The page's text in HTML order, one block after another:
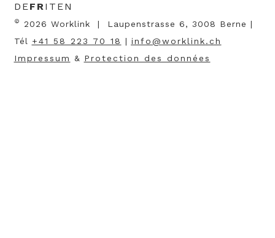
©
2026 Worklink | Laupenstrasse 6, 3008 Berne |
Tél +41 58 223 70 18 | nf w rkl nk ch
Impressum & Protection des données
DEFRIT EN